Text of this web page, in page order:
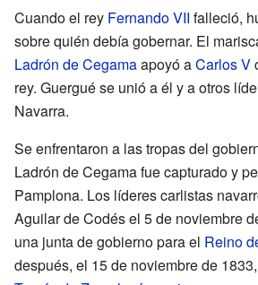
Cuando el rey Fernando VII falleció,
sobre quién debía gobernar. El
Ladrón de Cegamaapoyó aCarlos V
rey. Guergué se unió a él y a otros
Navarra.
Se enfrentaron a las tropas del
Ladrón de Cegama fue capturado y
Pamplona. Los líderes carlistas
Aguilar de Codés el 5 de noviembre
una junta de gobierno para el Reino
después, el 15 de noviembre de